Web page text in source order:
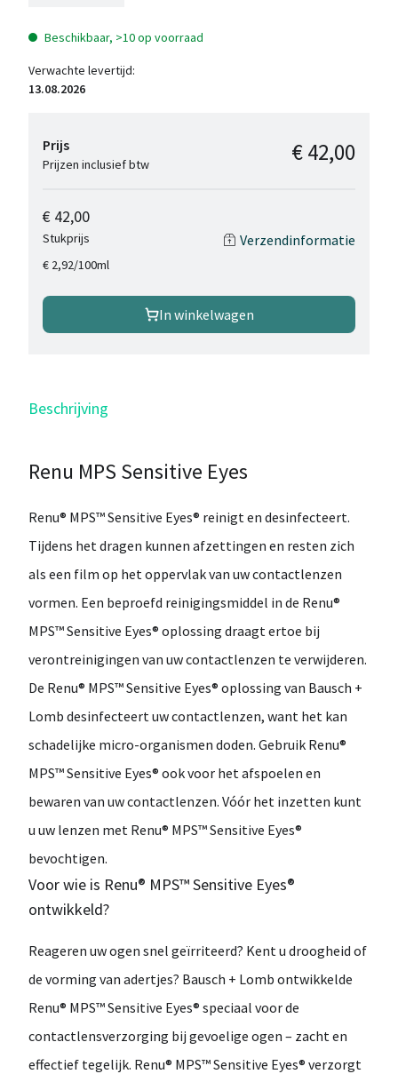
Beschikbaar, >10 op voorraad
Verwachte levertijd:
13.08.2026
Prijs
Prijzen inclusief btw € 42,00
€ 42,00
Stukprijs
€ 2,92/100ml
Verzendinformatie
In winkelwagen
Beschrijving
Renu MPS Sensitive Eyes
Renu® MPS™ Sensitive Eyes® reinigt en desinfecteert.
Tijdens het dragen kunnen afzettingen en resten zich
als een film op het oppervlak van uw contactlenzen
vormen. Een beproefd reinigingsmiddel in de Renu®
MPS™ Sensitive Eyes® oplossing draagt ertoe bij
verontreinigingen van uw contactlenzen te verwijderen.
De Renu® MPS™ Sensitive Eyes® oplossing van Bausch +
Lomb desinfecteert uw contactlenzen, want het kan
schadelijke micro-organismen doden. Gebruik Renu®
MPS™ Sensitive Eyes® ook voor het afspoelen en
bewaren van uw contactlenzen. Vóór het inzetten kunt
u uw lenzen met Renu® MPS™ Sensitive Eyes®
bevochtigen.
Voor wie is Renu® MPS™ Sensitive Eyes®
ontwikkeld?
Reageren uw ogen snel geïrriteerd? Kent u droogheid of
de vorming van adertjes? Bausch + Lomb ontwikkelde
Renu® MPS™ Sensitive Eyes® speciaal voor de
contactlensverzorging bij gevoelige ogen – zacht en
effectief tegelijk. Renu® MPS™ Sensitive Eyes® verzorgt